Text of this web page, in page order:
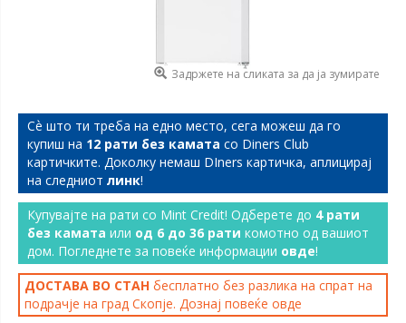
Задржете на сликата за да ја зумирате
Сѐ што ти треба на едно место, сега можеш да го
купиш на 12 рати без камата со Diners Club
картичките. Доколку немаш DIners картичка, аплицирај
на следниот линк!
Купувајте на рати со Mint Credit! Одберете до 4 рати
без камата или од 6 до 36 рати комотно од вашиот
дом. Погледнете за повеќе информации овде!
ДОСТАВА ВО СТАН бесплатно без разлика на спрат на
подрачје на град Скопје. Дознај повеќе овде